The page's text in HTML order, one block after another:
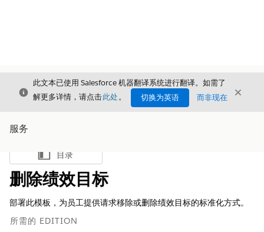
关闭
此文本已使用 Salesforce 机器翻译系统进行翻译。如需了
解更多详情，请点击此处。 切换为英语 而非现在 关闭
服务
显示目录
目录
删除绩效目标
部署此模板，为员工提供请求移除或删除绩效目标的标准化方式。
所需的 EDITION